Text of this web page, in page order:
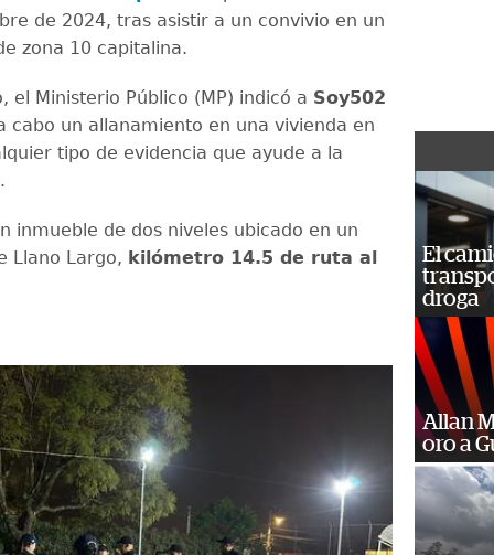
de 2024, tras asistir a un convivio en un
zona 10 capitalina.
el Ministerio Público (MP) indicó a Soy502
cabo un allanamiento en una vivienda en
tipo de evidencia que ayude a la
inmueble de dos niveles ubicado en un
Llano Largo, kilómetro 14.5 de ruta al
El
droga
Allan
oro a